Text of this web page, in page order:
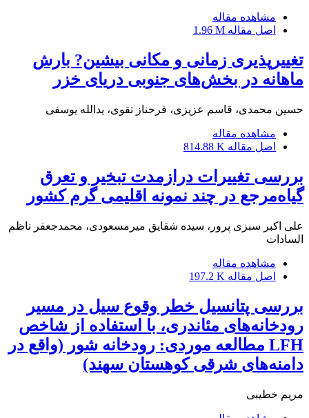
مشاهده مقاله
اصل مقاله 1.96 M
تغییرپذیری زمانی و مکانی بیشین? بارش
ماهانه در بخش‌های جنوبی دریای خزر
حسین محمدی، قاسم عزیزی، فرحناز تقوی، یدالله یوسفی
مشاهده مقاله
اصل مقاله 814.88 K
بررسی تغییرات درازمدت تبخیر و تعرق
گیاه‌مرجع در چند نمونه اقلیمی گرم کشور
علی اکبر سبزی پرور، سیده شقایق میرمسعودی، محمدجعفر ناظم
السادات
مشاهده مقاله
اصل مقاله 197.2 K
بررسی پتانسیل خطر وقوع سیل در مسیر
رودخانه‌های مئاندری، با استفاده از شاخص
LFH مطالعه موردی: رودخانه شور (واقع در
دامنه‌های شرقی کوهستان سهند)
مریم خطیبی